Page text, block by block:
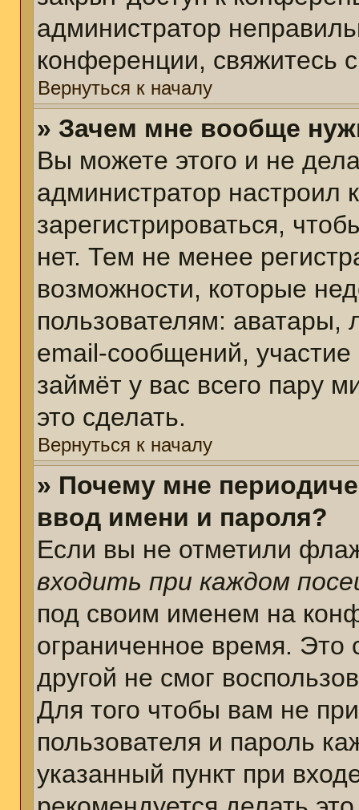
администратор
конференции, свяжитесь
Вернуться к началу
» Зачем мне вообще
Вы можете этого и не
администратор
зарегистрироваться,
нет. Тем не менее
возможности, которые
пользователям: аватары,
email-сообщений, участие
займёт у вас всего пару
это сделать.
Вернуться к началу
» Почему мне
ввод имени и пароля?
Если вы не отметили
входить при каждом
под своим именем на
ограниченное время. Это
другой не смог
Для того чтобы вам не
пользователя и пароль
указанный пункт при